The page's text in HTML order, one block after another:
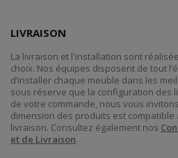
LIVRAISON
La livraison et l'installation sont
choix. Nos équipes disposent de tout
d’installer chaque meuble dans les
sous réserve que la configuration des
de votre commande, nous vous
dimension des produits est compatible
livraison. Consultez également nos
et de Livraison.